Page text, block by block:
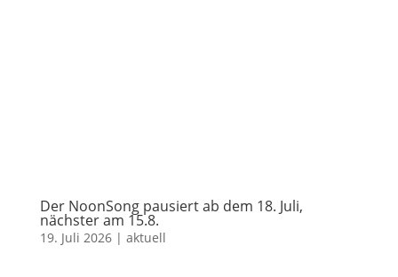
Der NoonSong pausiert ab dem 18. Juli,
nächster am 15.8.
19. Juli 2026| aktuell